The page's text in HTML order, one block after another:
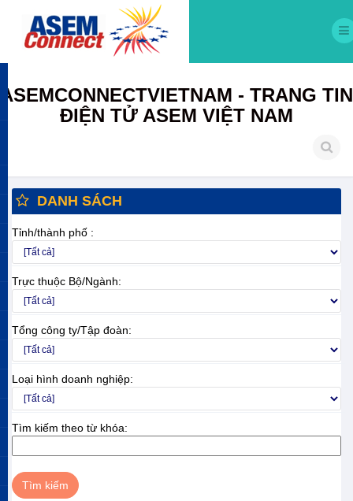
ASEMCONNECTVIETNAM - TRANG TIN
ĐIỆN TỬ ASEM VIỆT NAM
DANH SÁCH
Tỉnh/thành phố :
Trực thuộc Bộ/Ngành:
Tổng công ty/Tập đoàn:
Loại hình doanh nghiệp:
Tìm kiếm theo từ khóa: